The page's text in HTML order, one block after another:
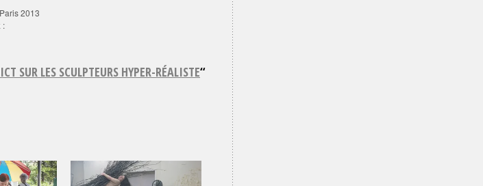
2013
:
SUR LES SCULPTEURS HYPER-RÉALISTE“